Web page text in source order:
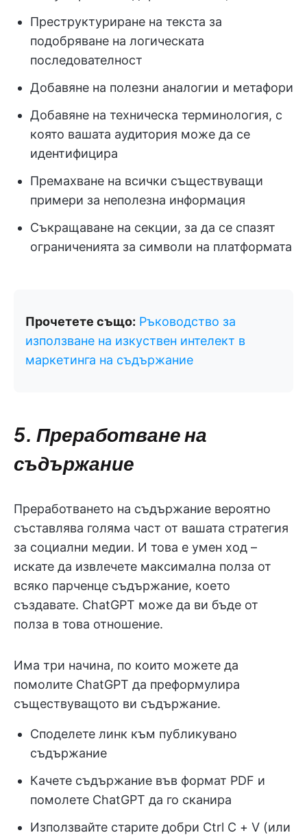
Преструктуриране на текста за
подобряване на логическата
последователност
Добавяне на полезни аналогии и метафори
Добавяне на техническа терминология, с
която вашата аудитория може да се
идентифицира
Премахване на всички съществуващи
примери за неполезна информация
Съкращаване на секции, за да се спазят
ограниченията за символи на платформата
Прочетете също: Ръководство за
използване на изкуствен интелект в
маркетинга на съдържание
5. Преработване на
съдържание
Преработването на съдържание вероятно
съставлява голяма част от вашата стратегия
за социални медии. И това е умен ход –
искате да извлечете максимална полза от
всяко парченце съдържание, което
създавате. ChatGPT може да ви бъде от
полза в това отношение.
Има три начина, по които можете да
помолите ChatGPT да преформулира
съществуващото ви съдържание.
Споделете линк към публикувано
съдържание
Качете съдържание във формат PDF и
помолете ChatGPT да го сканира
Използвайте старите добри Ctrl C + V (или